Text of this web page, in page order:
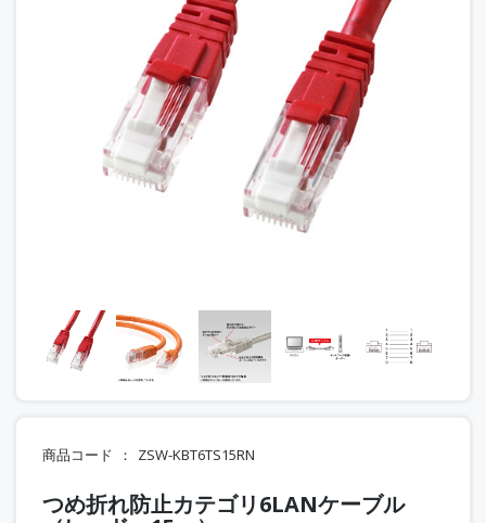
商品コード ZSW-KBT6TS15RN
つめ折れ防止カテゴリ6LANケーブル